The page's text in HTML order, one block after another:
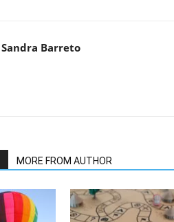
Sandra Barreto
MORE FROM AUTHOR